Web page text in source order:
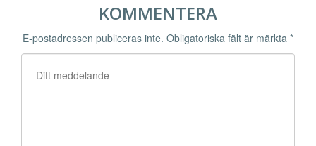
KOMMENTERA
E-postadressen publiceras inte. Obligatoriska fält är märkta *